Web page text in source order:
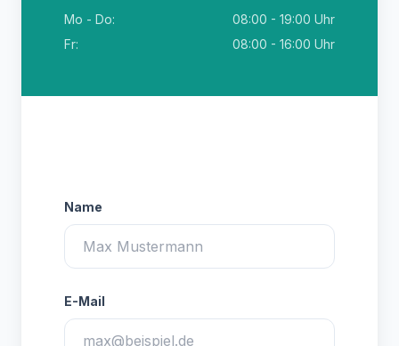
Mo - Do:
08:00 - 19:00 Uhr
Fr:
08:00 - 16:00 Uhr
Name
E-Mail